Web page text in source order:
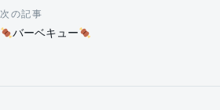
次の記事
バーベキュー